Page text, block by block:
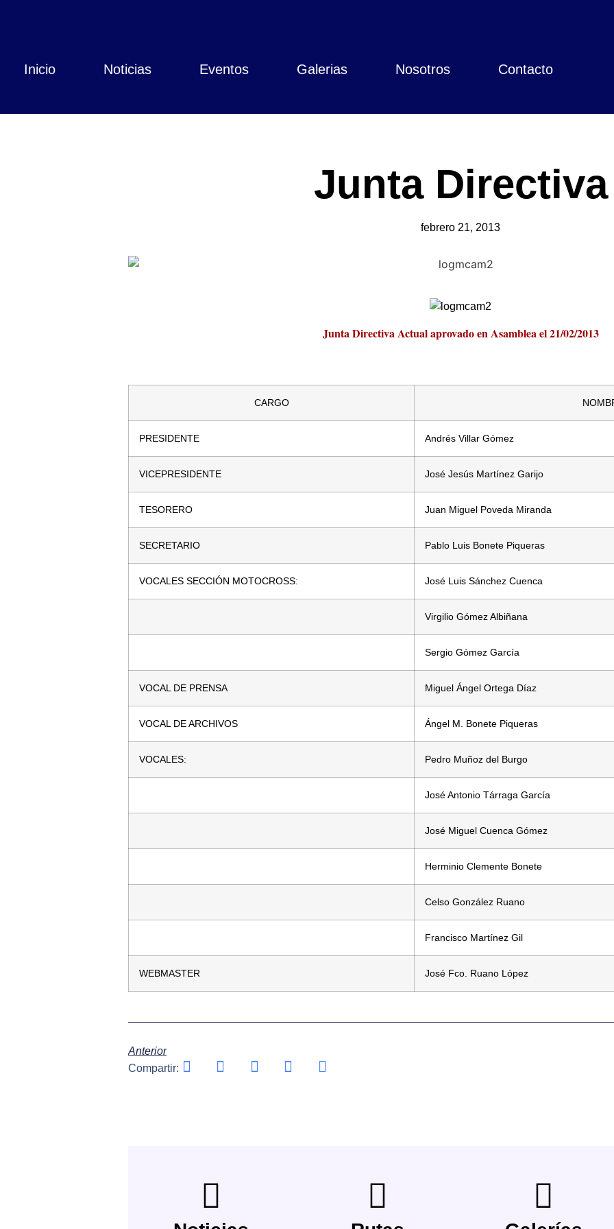
Inicio Noticias Eventos Galerias Nosotros Contacto
Junta Directiva
febrero 21, 2013
Junta Directiva Actual aprovado en Asamblea el 21/02/2013
CARGO
PRESIDENTE Andrés Villar Gómez
VICEPRESIDENTE José Jesús Martínez Garijo
TESORERO Juan Miguel Poveda Miranda
SECRETARIO Pablo Luis Bonete Piqueras
VOCALES SECCIÓN MOTOCROSS: José Luis Sánchez Cuenca
Virgilio Gómez Albiñana
Sergio Gómez García
VOCAL DE PRENSA Miguel Ángel Ortega Díaz
VOCAL DE ARCHIVOS Ángel M. Bonete Piqueras
VOCALES: Pedro Muñoz del Burgo
José Antonio Tárraga García
José Miguel Cuenca Gómez
Herminio Clemente Bonete
Celso González Ruano
Francisco Martínez Gil
WEBMASTER José Fco. Ruano López
Anterior
Compartir: